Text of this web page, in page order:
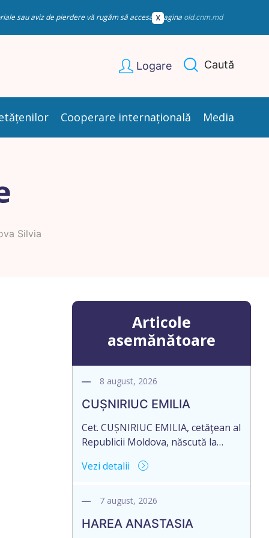
sau aviz de pierdere vă rugăm să accesați pagina old.cnm.md
Logare Caută
Cooperare internațională Media
Silvia
Articole
asemănătoare
8 august, 2026
CUȘNIRIUC EMILIA
Cet. CUȘNIRIUC EMILIA, cetăţean al
Republicii Moldova, născută la
2005037033108, domiciliată în
satul Comarovca, aduce la
actului notarial: Certificatului de
Vezi detalii
7 august, 2026
HAREA ANASTASIA